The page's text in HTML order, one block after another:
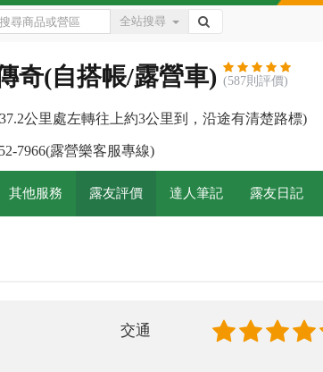
全站搜尋
奇(自搭帳/露營車) (587則評價)
公里處左轉往上約3公里到，沿途有清楚路標)
7966(露營樂客服專線)
其他服務 露友評價 達人筆記 露友日記
交通